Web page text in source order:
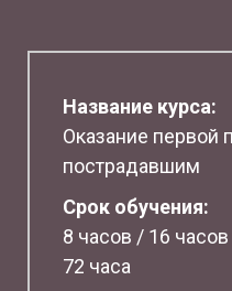
Название курса:
Оказание первой
пострадавшим
Срок обучения:
8 часов / 16
72 часа